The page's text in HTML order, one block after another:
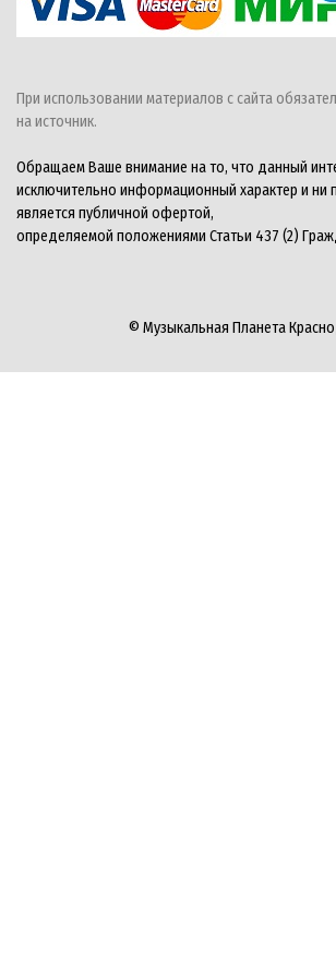
При использовании материалов с сайта
на источник.
Обращаем Ваше внимание на то, что данный
исключительно информационный характер и ни
является публичной офертой,
определяемой положениями Статьи 437 (2)
© Музыкальная Планета